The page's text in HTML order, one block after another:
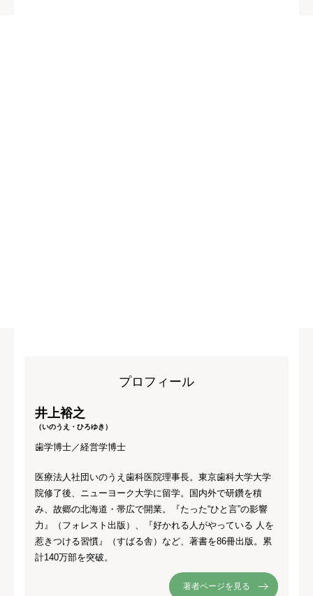
プロフィール
井上裕之
（いのうえ・ひろゆき）
歯学博士／経営学博士
医療法人社団いのうえ歯科医院理事長。東京歯科大学大学
院修了後、ニューヨーク大学に留学。国内外で研鑽を積
み、故郷の北海道・帯広で開業。『たった“ひと言”の影響
力』（フォレスト出版）、『好かれる人がやっている 人を
惹きつける習慣』（すばる舎）など、著書を86冊出版。累
計140万部を突破。
著者ページを見る